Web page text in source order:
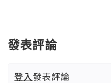
發表評論
登入發表評論